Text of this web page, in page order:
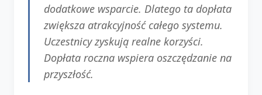
dodatkowe wsparcie. Dlatego ta dopłata
zwiększa atrakcyjność całego systemu.
Uczestnicy zyskują realne korzyści.
Dopłata roczna wspiera oszczędzanie na
przyszłość.